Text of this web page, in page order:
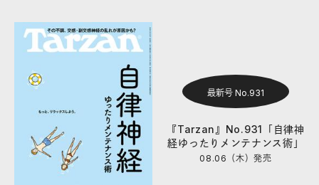
最新号 No.931
『Tarzan』No.931「自律神
経ゆったりメンテナンス術」
08.06（木）発売